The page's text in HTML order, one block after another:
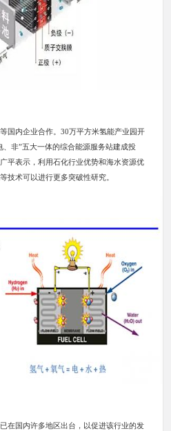
国内企业合作。30万平方米氢能产业园开
非”五大一体的综合能源服务站建成投
平表示，利用石化行业优势和海水资源优
技术可以进行更多突破性研究。
在国内许多地区出台，以促进该行业的发